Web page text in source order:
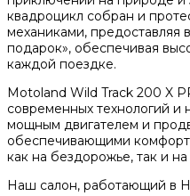
квадроцикл собран и
механиками, предоставляя
подарок», обеспечивая
каждой поездке.
Motoland Wild Track 200 X
современных технологий
мощным двигателем и
обеспечивающими комфорт
как на бездорожье, так и
Наш салон, работающий в